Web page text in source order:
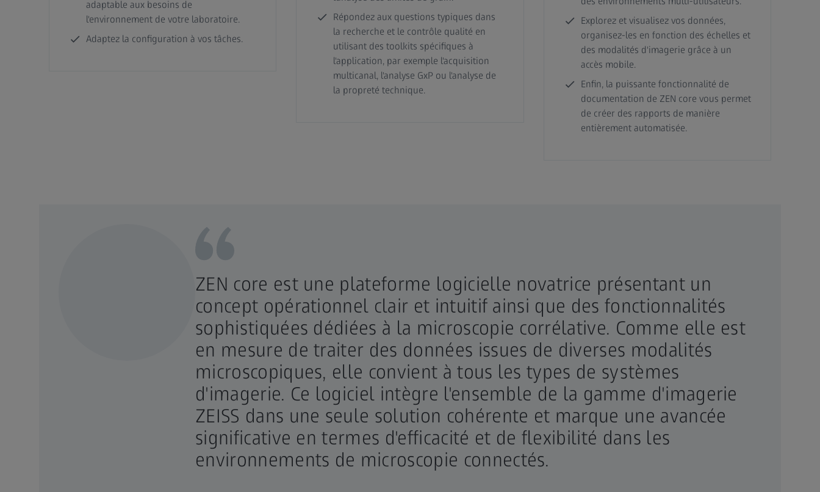
adaptable aux besoins de
l'environnement de votre laboratoire.
Adaptez la configuration à vos tâches.
Répondez aux questions typiques dans
la recherche et le contrôle qualité en
utilisant des toolkits spécifiques à
l'application, par exemple l'acquisition
multicanal, l'analyse GxP ou l'analyse de
la propreté technique.
Explorez et visualisez vos données,
organisez-les en fonction des échelles et
des modalités d'imagerie grâce à un
accès mobile.
Enfin, la puissante fonctionnalité de
documentation de ZEN core vous permet
de créer des rapports de manière
entièrement automatisée.
ZEN core est une plateforme logicielle novatrice présentant un
concept opérationnel clair et intuitif ainsi que des fonctionnalités
sophistiquées dédiées à la microscopie corrélative. Comme elle est
en mesure de traiter des données issues de diverses modalités
microscopiques, elle convient à tous les types de systèmes
d'imagerie. Ce logiciel intègre l'ensemble de la gamme d'imagerie
ZEISS dans une seule solution cohérente et marque une avancée
significative en termes d'efficacité et de flexibilité dans les
environnements de microscopie connectés.